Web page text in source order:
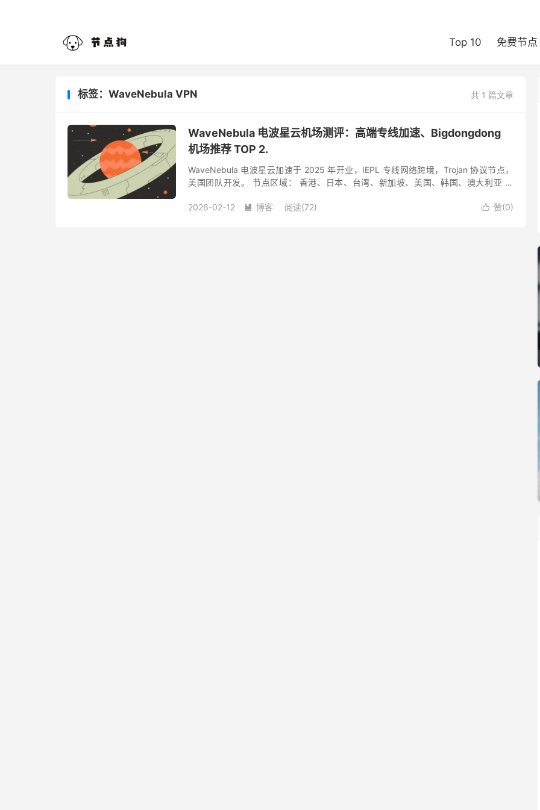
Top 10 免费节点
共 1 篇文章
标签：WaveNebula VPN
WaveNebula 电波星云机场测评：高端专线加速、Bigdongdong
机场推荐 TOP 2.
WaveNebula 电波星云加速于 2025 年开业，IEPL 专线网络跨境，Trojan 协议节点，
美国团队开发。 节点区域： 香港、日本、台湾、新加坡、美国、韩国、澳大利亚 节
 赞(0)
2026-02-12  博客 阅读(72)